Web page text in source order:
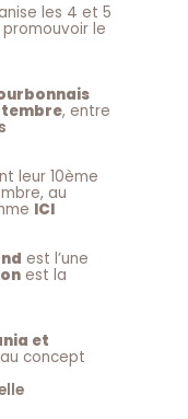
les 4 et 5
promouvoir le
, entre
leur 10ème
au
ICI
est l’une
est la
et
concept